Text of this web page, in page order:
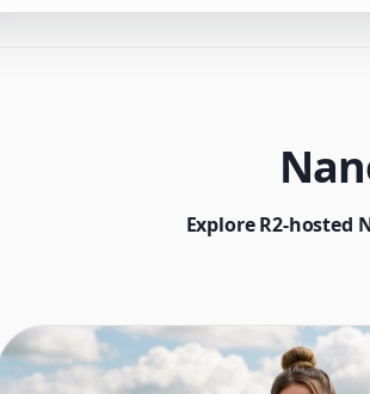
Explore R2-hosted